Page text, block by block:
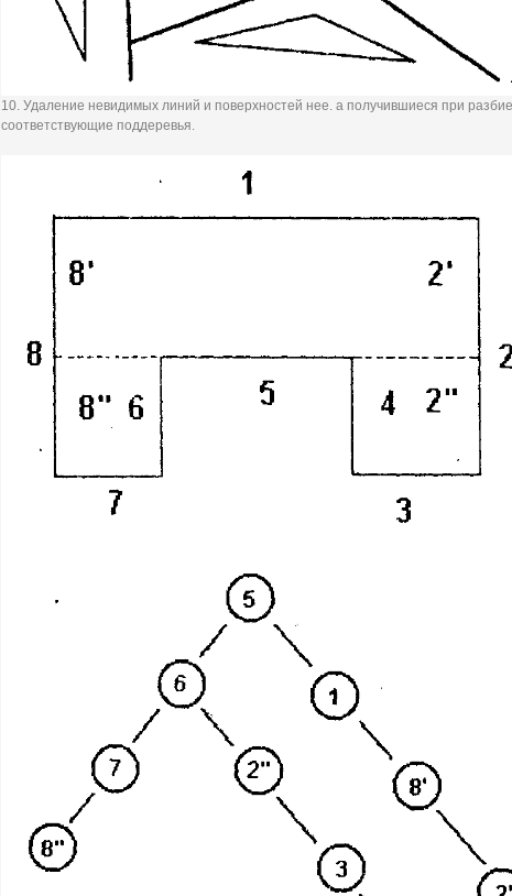
10. Удаление невидимых линий и поверхностей нее. а получившиеся при
соответствующие поддеревья.